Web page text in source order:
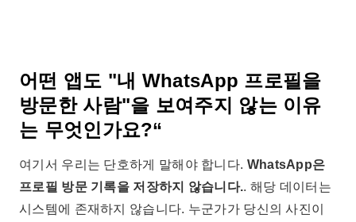
어떤 앱도 "내 WhatsApp 프로필을
방문한 사람"을 보여주지 않는 이유
는 무엇인가요?“
여기서 우리는 단호하게 말해야 합니다. WhatsApp은
프로필 방문 기록을 저장하지 않습니다.. 해당 데이터는
시스템에 존재하지 않습니다. 누군가가 당신의 사진이